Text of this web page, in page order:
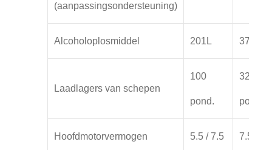
(aanpassingsondersteuning)
Alcoholoplosmiddel 201L 377L
Laadlagers van schepen
100
pond.
320
pond.
Hoofdmotorvermogen 5.5 / 7.5 7.5 / 11